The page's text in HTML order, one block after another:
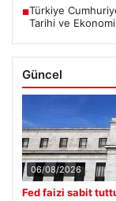
■Türkiye
Tarihi ve
Güncel
06/08/2026
Fed faizi sabit